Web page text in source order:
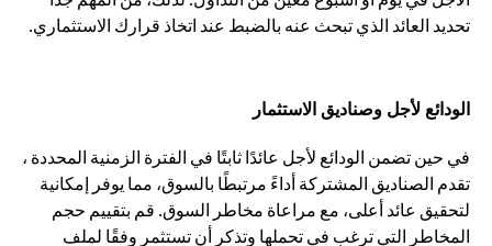
تحديد العائد الذي تبحث عنه بالضبط عند اتخاذ قرارك الاستثماري.
الودائع لأجل وصناديق الاستثمار
في حين تضمن الودائع لأجل عائدًا ثابتًا في الفترة الزمنية المحددة ،
تقدم الصناديق المشتركة أداءً مرتبطًا بالسوق، مما يوفر إمكانية
لتحقيق عائد أعلى، مع مراعاة مخاطر السوق. قم بتقييم حجم
المخاطر التي ترغب في تحملها وتذكر أن تستثمر وفقًا لملف